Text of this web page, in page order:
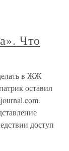
Что
в ЖЖ
оставил
доступ